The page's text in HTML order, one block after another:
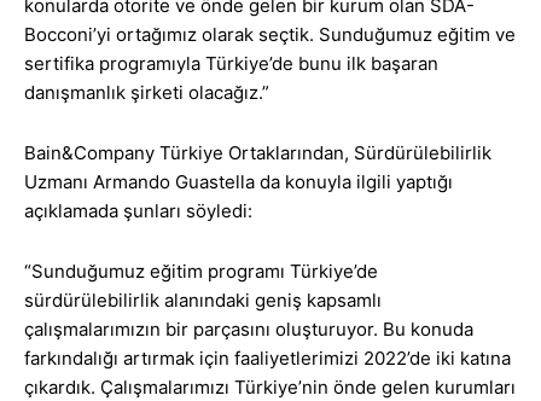
konularda otorite ve önde gelen bir kurum olan SDA-
Bocconi’yi ortağımız olarak seçtik. Sunduğumuz eğitim ve
sertifika programıyla Türkiye’de bunu ilk başaran
danışmanlık şirketi olacağız.”
Bain&Company Türkiye Ortaklarından, Sürdürülebilirlik
Uzmanı Armando Guastella da konuyla ilgili yaptığı
açıklamada şunları söyledi:
“Sunduğumuz eğitim programı Türkiye’de
sürdürülebilirlik alanındaki geniş kapsamlı
çalışmalarımızın bir parçasını oluşturuyor. Bu konuda
farkındalığı artırmak için faaliyetlerimizi 2022’de iki katına
çıkardık. Çalışmalarımızı Türkiye’nin önde gelen kurumları